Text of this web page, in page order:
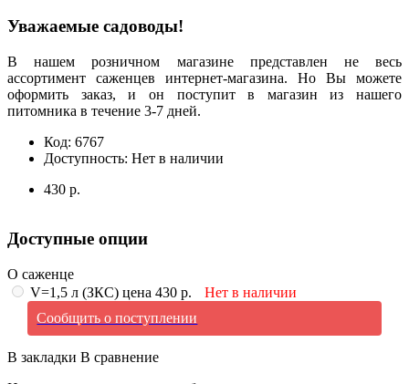
Уважаемые садоводы!
В нашем розничном магазине представлен не весь
ассортимент саженцев интернет-магазина. Но Вы можете
оформить заказ, и он поступит в магазин из нашего
питомника в течение 3-7 дней.
Код: 6767
Доступность: Нет в наличии
430 р.
Доступные опции
О саженце
V=1,5 л (ЗКС) цена 430 р.
Нет в наличии
Сообщить о поступлении
В закладки В сравнение